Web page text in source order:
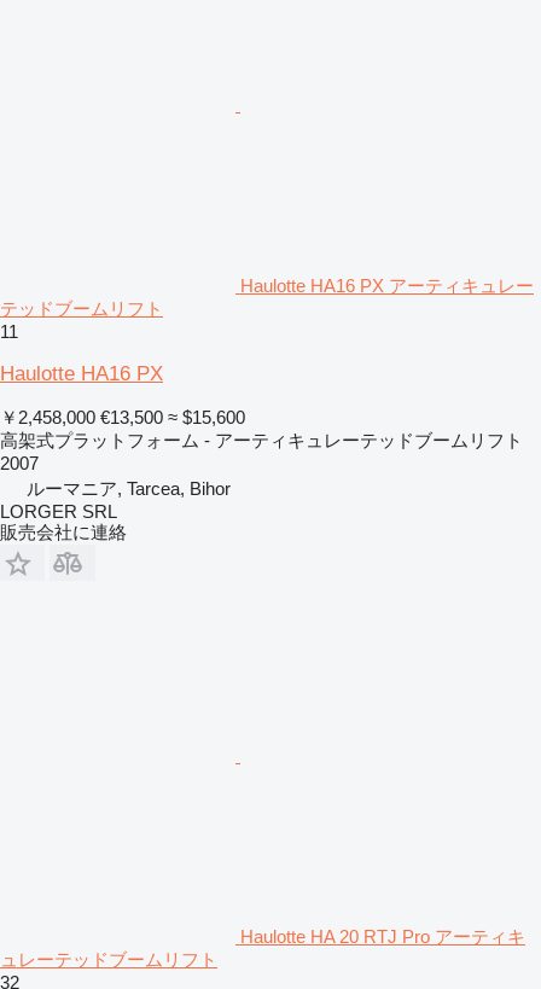
Haulotte HA16 PX アーティキュレー
テッドブームリフト
11
Haulotte HA16 PX
￥2,458,000 €13,500 ≈ $15,600
高架式プラットフォーム - アーティキュレーテッドブームリフト
2007
ルーマニア, Tarcea, Bihor
LORGER SRL
販売会社に連絡
Haulotte HA 20 RTJ Pro アーティキ
ュレーテッドブームリフト
32